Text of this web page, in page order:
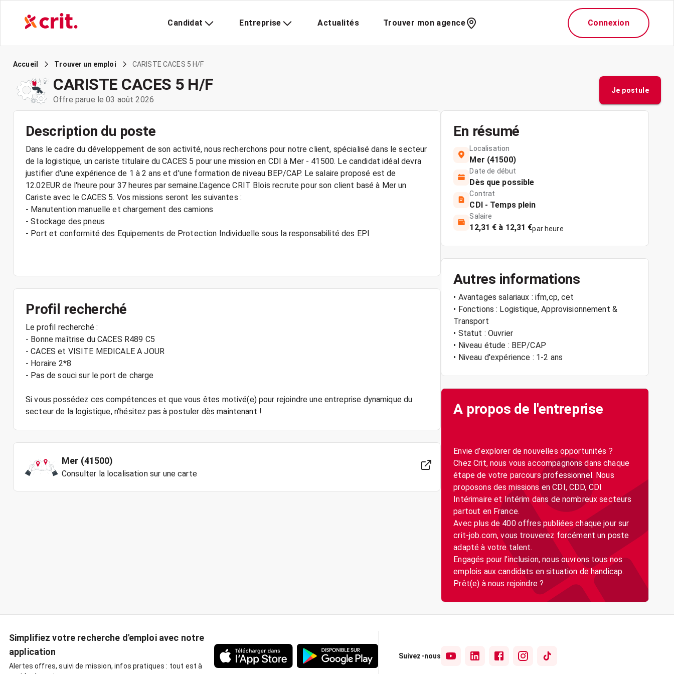
Candidat Entreprise Actualités Trouver mon agence Connexion
Accueil Trouver un emploi CARISTE CACES 5 H/F
CARISTE CACES 5 H/F
Offre parue le 03 août 2026
Je postule
Description du poste
Dans le cadre du développement de son activité, nous recherchons pour notre client, spécialisé dans le secteur
de la logistique, un cariste titulaire du CACES 5 pour une mission en CDI à Mer - 41500. Le candidat idéal devra
justifier d'une expérience de 1 à 2 ans et d'une formation de niveau BEP/CAP. Le salaire proposé est de
12.02EUR de l'heure pour 37 heures par semaine.L'agence CRIT Blois recrute pour son client basé à Mer un
Cariste avec le CACES 5. Vos missions seront les suivantes :
- Manutention manuelle et chargement des camions
- Stockage des pneus
- Port et conformité des Equipements de Protection Individuelle sous la responsabilité des EPI
Profil recherché
Le profil recherché :
- Bonne maîtrise du CACES R489 C5
- CACES et VISITE MEDICALE A JOUR
- Horaire 2*8
- Pas de souci sur le port de charge
Si vous possédez ces compétences et que vous êtes motivé(e) pour rejoindre une entreprise dynamique du
Mer (41500)
Consulter la localisation sur une carte
En résumé
Localisation
Mer (41500)
Date de début
Dès que possible
Contrat
CDI - Temps plein
Salaire
12,31 € à 12,31 €par heure
Autres informations
• Avantages salariaux : ifm,cp, cet
• Fonctions : Logistique, Approvisionnement &
Transport
• Statut : Ouvrier
• Niveau étude : BEP/CAP
• Niveau d'expérience : 1-2 ans
A propos de l'entreprise
Envie d’explorer de nouvelles opportunités ?
Chez Crit, nous vous accompagnons dans chaque
étape de votre parcours professionnel. Nous
proposons des missions en CDI, CDD, CDI
Intérimaire et Intérim dans de nombreux secteurs
partout en France.
Avec plus de 400 offres publiées chaque jour sur
crit-job.com, vous trouverez forcément un poste
adapté à votre talent.
Engagés pour l’inclusion, nous ouvrons tous nos
emplois aux candidats en situation de handicap.
Simplifiez votre recherche d'emploi avec notre
application
Alertes offres, suivi de mission, infos pratiques : tout est à
Suivez-nous